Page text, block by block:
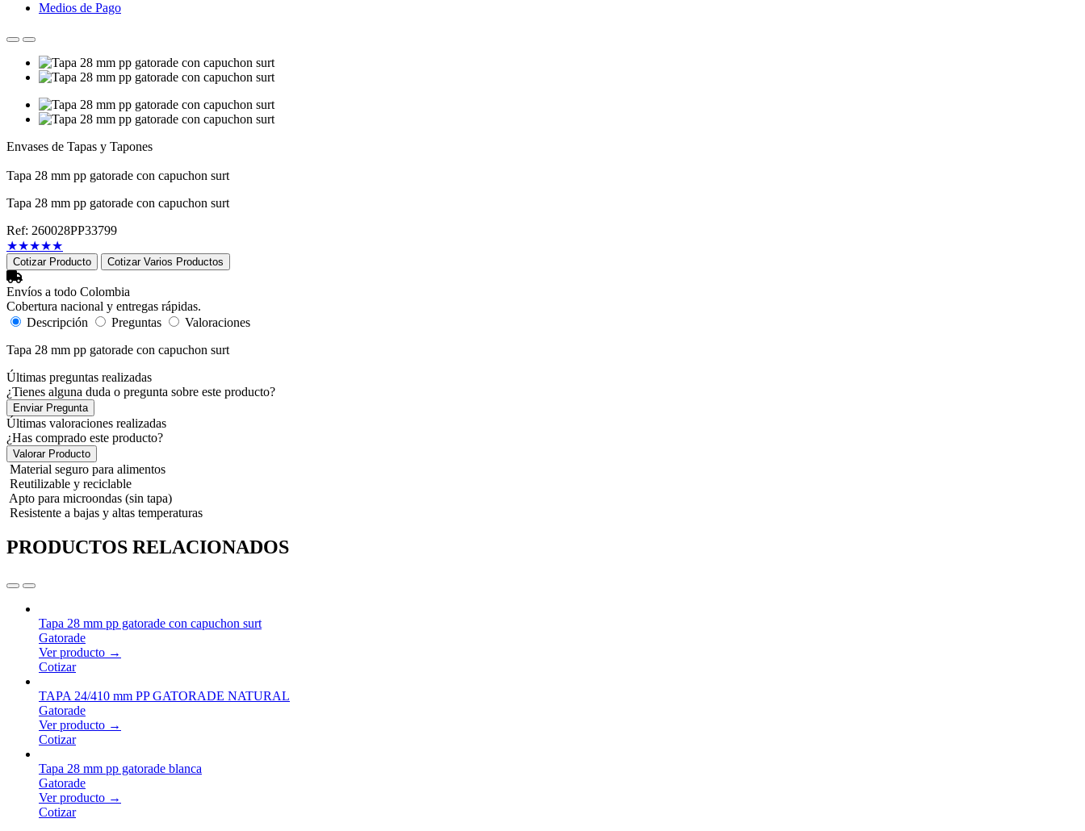
Medios de Pago
Envases de Tapas y Tapones
Tapa 28 mm pp gatorade con capuchon surt
Tapa 28 mm pp gatorade con capuchon surt
Ref: 260028PP33799
★★★★★
Cotizar Producto Cotizar Varios Productos
Envíos a todo Colombia
Cobertura nacional y entregas rápidas.
Descripción
Preguntas
Valoraciones
Tapa 28 mm pp gatorade con capuchon surt
Últimas preguntas realizadas
¿Tienes alguna duda o pregunta sobre este producto?
Enviar Pregunta
Últimas valoraciones realizadas
¿Has comprado este producto?
Valorar Producto
Material seguro para alimentos
Reutilizable y reciclable
Apto para microondas (sin tapa)
Resistente a bajas y altas temperaturas
PRODUCTOS RELACIONADOS
Tapa 28 mm pp gatorade con capuchon surt
Gatorade
Ver producto →
Cotizar
TAPA 24/410 mm PP GATORADE NATURAL
Gatorade
Ver producto →
Cotizar
Tapa 28 mm pp gatorade blanca
Gatorade
Ver producto →
Cotizar